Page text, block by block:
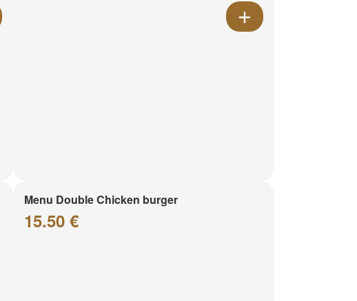
Menu Double Chicken burger
15.50 €